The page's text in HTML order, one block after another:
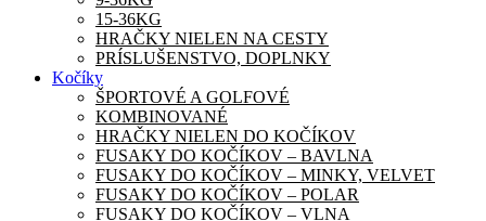
15-36KG
HRAČKY NIELEN NA CESTY
PRÍSLUŠENSTVO, DOPLNKY
Kočíky
ŠPORTOVÉ A GOLFOVÉ
KOMBINOVANÉ
HRAČKY NIELEN DO KOČÍKOV
FUSAKY DO KOČÍKOV – BAVLNA
FUSAKY DO KOČÍKOV – MINKY, VELVET
FUSAKY DO KOČÍKOV – POLAR
FUSAKY DO KOČÍKOV – VLNA